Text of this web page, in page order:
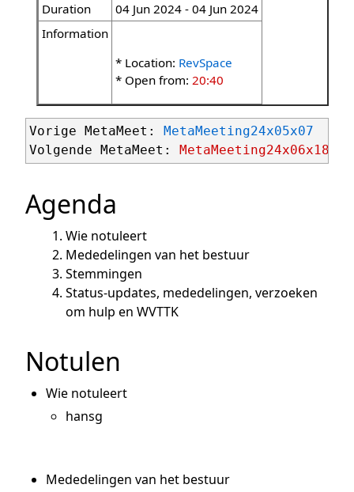
Duration
04 Jun 2024 - 04 Jun 2024
Information
* Location: RevSpace
* Open from: 20:40
Vorige MetaMeet:
MetaMeeting24x05x07
Volgende MetaMeet:
MetaMeeting24x06x18
Agenda
Wie notuleert
Mededelingen van het bestuur
Stemmingen
Status-updates, mededelingen, verzoeken
om hulp en WVTTK
Notulen
Wie notuleert
hansg
Mededelingen van het bestuur